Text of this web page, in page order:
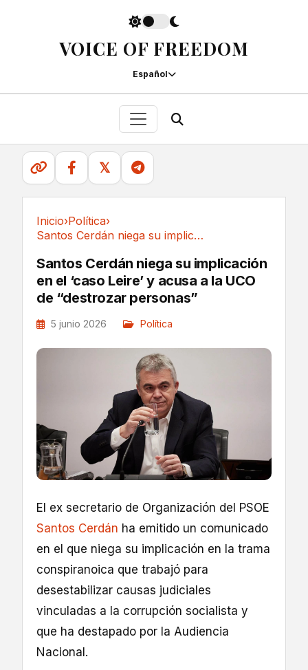
VOICE OF FREEDOM
Español
𝕏
Inicio›Política›
Santos Cerdán niega su implicación en el ‘caso...
Santos Cerdán niega su implicación
en el ‘caso Leire’ y acusa a la UCO
de “destrozar personas”
5 junio 2026 Política
El ex secretario de Organización del PSOE
Santos Cerdán ha emitido un comunicado
en el que niega su implicación en la trama
conspiranoica que trabajó para
desestabilizar causas judiciales
vinculadas a la corrupción socialista y
que ha destapado por la Audiencia
Nacional.